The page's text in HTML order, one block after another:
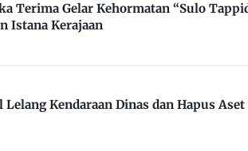
Terima Gelar Kehormatan “Sulo
Istana Kerajaan
Kendaraan Dinas dan Hapus